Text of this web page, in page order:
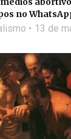
no
13 de